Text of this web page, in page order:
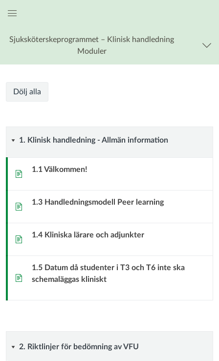
Sjuksköterskeprogrammet – Klinisk handledning
Moduler
Klinisk
vid
Sjuksköterskeprogrammet
Klinisk
Kursmoduler
Dölj alla
1.
Klinisk
information
1. Klinisk handledning - Allmän information
Sida 1.1 Välkommen!
Sida 1.3 Handledningsmodell Peer learning
Sida 1.4 Kliniska lärare och adjunkter
Sida
1.5 Datum då studenter i T3 och T6 inte ska
schemaläggas kliniskt
2.2. Riktlinjer för bedömning av VFU